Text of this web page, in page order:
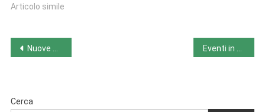
Articolo simile
Navigazione
Nuove birre da Hammer e Birrificio del Forte
Cerca